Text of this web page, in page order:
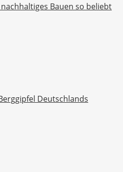
Bauen so beliebt
Deutschlands